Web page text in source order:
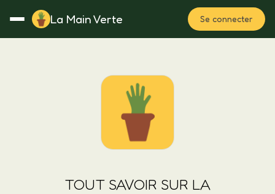
La Main Verte Se connecter
Notes Fertilisation
TOUT SAVOIR SUR LA